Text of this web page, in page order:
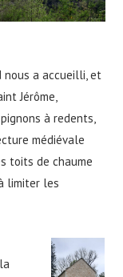
nous a accueilli, et
Jérôme,
à redents,
médiévale
toits de chaume
limiter les